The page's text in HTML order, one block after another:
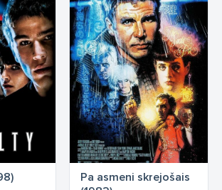
Pa asmeni skrejošais